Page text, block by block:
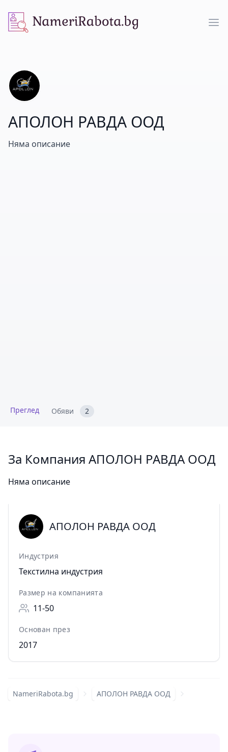
NameriRabota.bg
АПОЛОН РАВДА ООД
Няма описание
Преглед Обяви 2
За Компания АПОЛОН РАВДА ООД
Няма описание
АПОЛОН РАВДА ООД
Индустрия
Текстилна индустрия
Размер на компанията
11-50
Основан през
2017
NameriRabota.bg АПОЛОН РАВДА ООД